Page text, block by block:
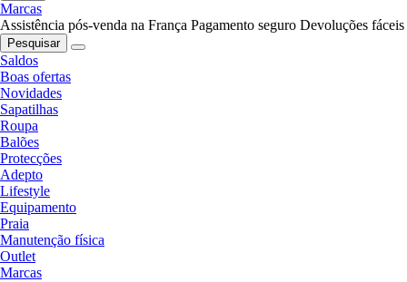
Marcas
Assistência pós-venda na França Pagamento seguro Devoluções fáceis
Pesquisar
Saldos
Boas ofertas
Novidades
Sapatilhas
Roupa
Balões
Protecções
Adepto
Lifestyle
Equipamento
Praia
Manutenção física
Outlet
Marcas